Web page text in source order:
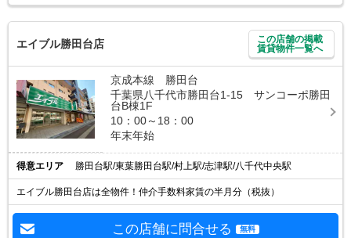
エイブル勝田台店
この店舗の掲載
賃貸物件一覧へ
京成本線 勝田台
千葉県八千代市勝田台1-15 サンコーポ勝田
台B棟1F
10：00～18：00
年末年始
得意エリア 勝田台駅/東葉勝田台駅/村上駅/志津駅/八千代中央駅
エイブル勝田台店は全物件！仲介手数料家賃の半月分（税抜）
この店舗に問合せる 無料